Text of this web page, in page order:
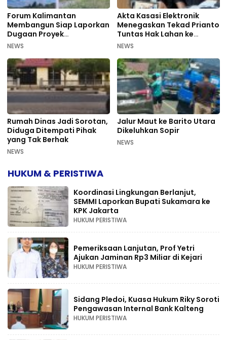
Forum Kalimantan
Membangun Siap Laporkan
Dugaan Proyek
Bermasalah PUPR Kalteng
NEWS
Akta Kasasi Elektronik
Menegaskan Tekad Prianto
Tuntas Hak Lahan ke
Mahkamah Agung
NEWS
Rumah Dinas Jadi Sorotan,
Diduga Ditempati Pihak
yang Tak Berhak
NEWS
Jalur Maut ke Barito Utara
Dikeluhkan Sopir
NEWS
HUKUM & PERISTIWA
Koordinasi Lingkungan Berlanjut,
SEMMI Laporkan Bupati Sukamara ke
KPK Jakarta
HUKUM PERISTIWA
Pemeriksaan Lanjutan, Prof Yetri
Ajukan Jaminan Rp3 Miliar di Kejari
HUKUM PERISTIWA
Sidang Pledoi, Kuasa Hukum Riky Soroti
Pengawasan Internal Bank Kalteng
HUKUM PERISTIWA